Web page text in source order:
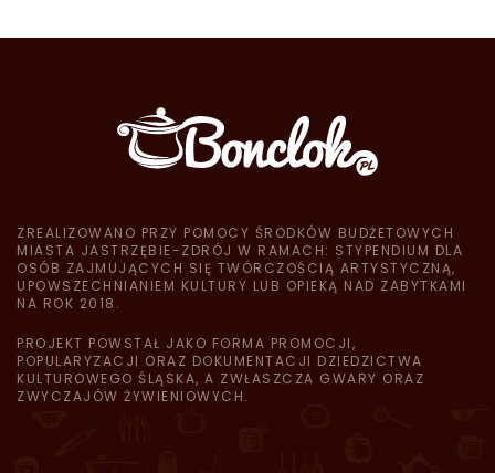
ZREALIZOWANO PRZY POMOCY ŚRODKÓW BUDŻETOWYCH
MIASTA JASTRZĘBIE-ZDRÓJ W RAMACH: STYPENDIUM DLA
OSÓB ZAJMUJĄCYCH SIĘ TWÓRCZOŚCIĄ ARTYSTYCZNĄ,
UPOWSZECHNIANIEM KULTURY LUB OPIEKĄ NAD ZABYTKAMI
NA ROK 2018.
PROJEKT POWSTAŁ JAKO FORMA PROMOCJI,
POPULARYZACJI ORAZ DOKUMENTACJI DZIEDZICTWA
KULTUROWEGO ŚLĄSKA, A ZWŁASZCZA GWARY ORAZ
ZWYCZAJÓW ŻYWIENIOWYCH.